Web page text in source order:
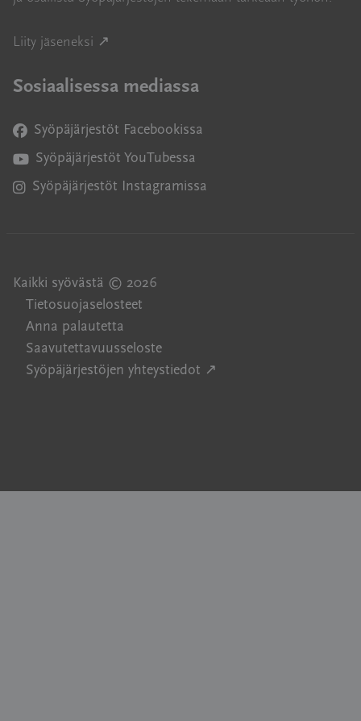
Liity jäseneksi ↗
Sosiaalisessa mediassa
Syöpäjärjestöt Facebookissa
Avautuu uuteen ikkunaan
Syöpäjärjestöt YouTubessa
Avautuu uuteen ikkunaan
Syöpäjärjestöt Instagramissa
Avautuu uuteen ikkunaan
Kaikki syövästä © 2026
Tietosuojaselosteet
Anna palautetta
Saavutettavuusseloste
Syöpäjärjestöjen yhteystiedot ↗